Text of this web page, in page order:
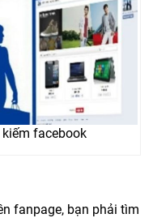
facebook
fanpage, bạn phải tìm